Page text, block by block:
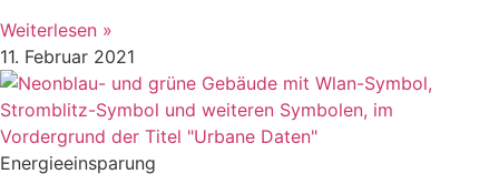
Weiterlesen »
11. Februar 2021
Energieeinsparung